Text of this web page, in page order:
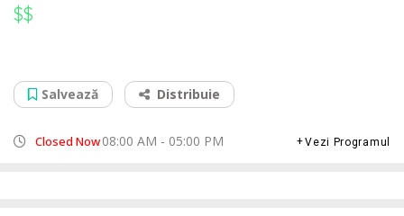
$$
Salvează
Distribuie
Closed Now08:00 AM - 05:00 PM Vezi Programul